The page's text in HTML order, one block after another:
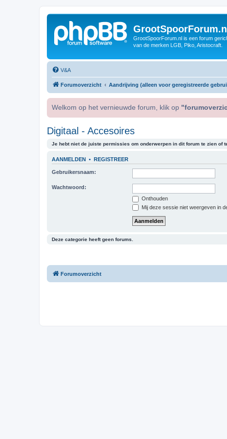
GrootSpoorForum.nl
GrootSpoorForum.nl is een forum
van de merken LGB, Piko, Aristocraft.
V&A
Forumoverzicht Aandrijving (alleen voor geregistreerde
Welkom op het vernieuwde forum, klik op
Digitaal - Accesoires
Je hebt niet de juiste permissies om onderwerpen in dit forum te zien of
AANMELDEN • REGISTREER
Gebruikersnaam:
Wachtwoord:
Onthouden
Mij deze sessie niet weergeven in
Deze categorie heeft geen forums.
Forumoverzicht